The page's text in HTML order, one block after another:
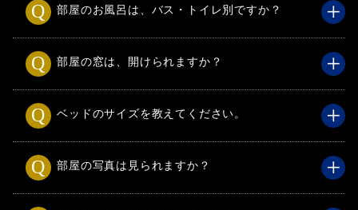
部屋のお風呂は、バス・トイレ別ですか？
部屋の窓は、開けられますか？
ベッドのサイズを教えてください。
部屋の写真は見られますか？